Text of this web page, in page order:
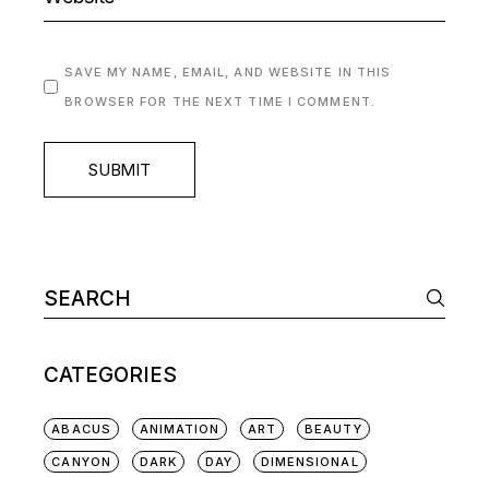
SAVE MY NAME, EMAIL, AND WEBSITE IN THIS
BROWSER FOR THE NEXT TIME I COMMENT.
SUBMIT
Search
for:
CATEGORIES
ABACUS ANIMATION ART BEAUTY
CANYON DARK DAY DIMENSIONAL